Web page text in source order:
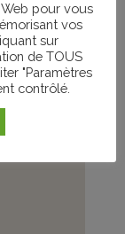
and
pour vous
vos
sur
de TOUS
"Paramètres
contrôlé.